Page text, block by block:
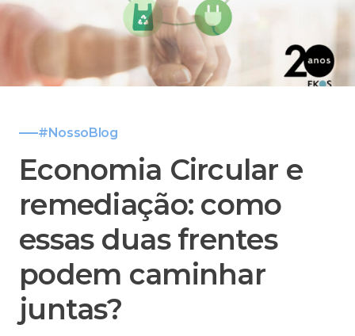
#NossoBlog
Economia Circular e
remediação: como
essas duas frentes
podem caminhar
juntas?